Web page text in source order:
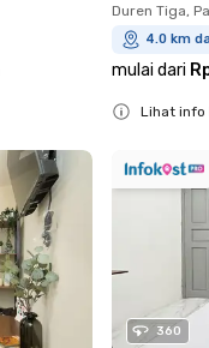
Duren Tiga,
4.0 km
mulai dari
Lihat info
360